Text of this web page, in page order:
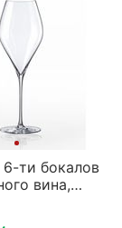
ти бокалов
вина,
560 мл,